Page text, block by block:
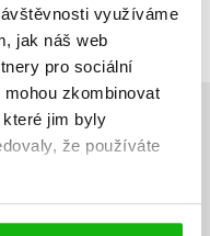
využíváme
jak náš web
pro sociální
mohou zkombinovat
jim byly
že používáte
jaké zboží je výhodná
k odběru našich e-
osobních údajů.